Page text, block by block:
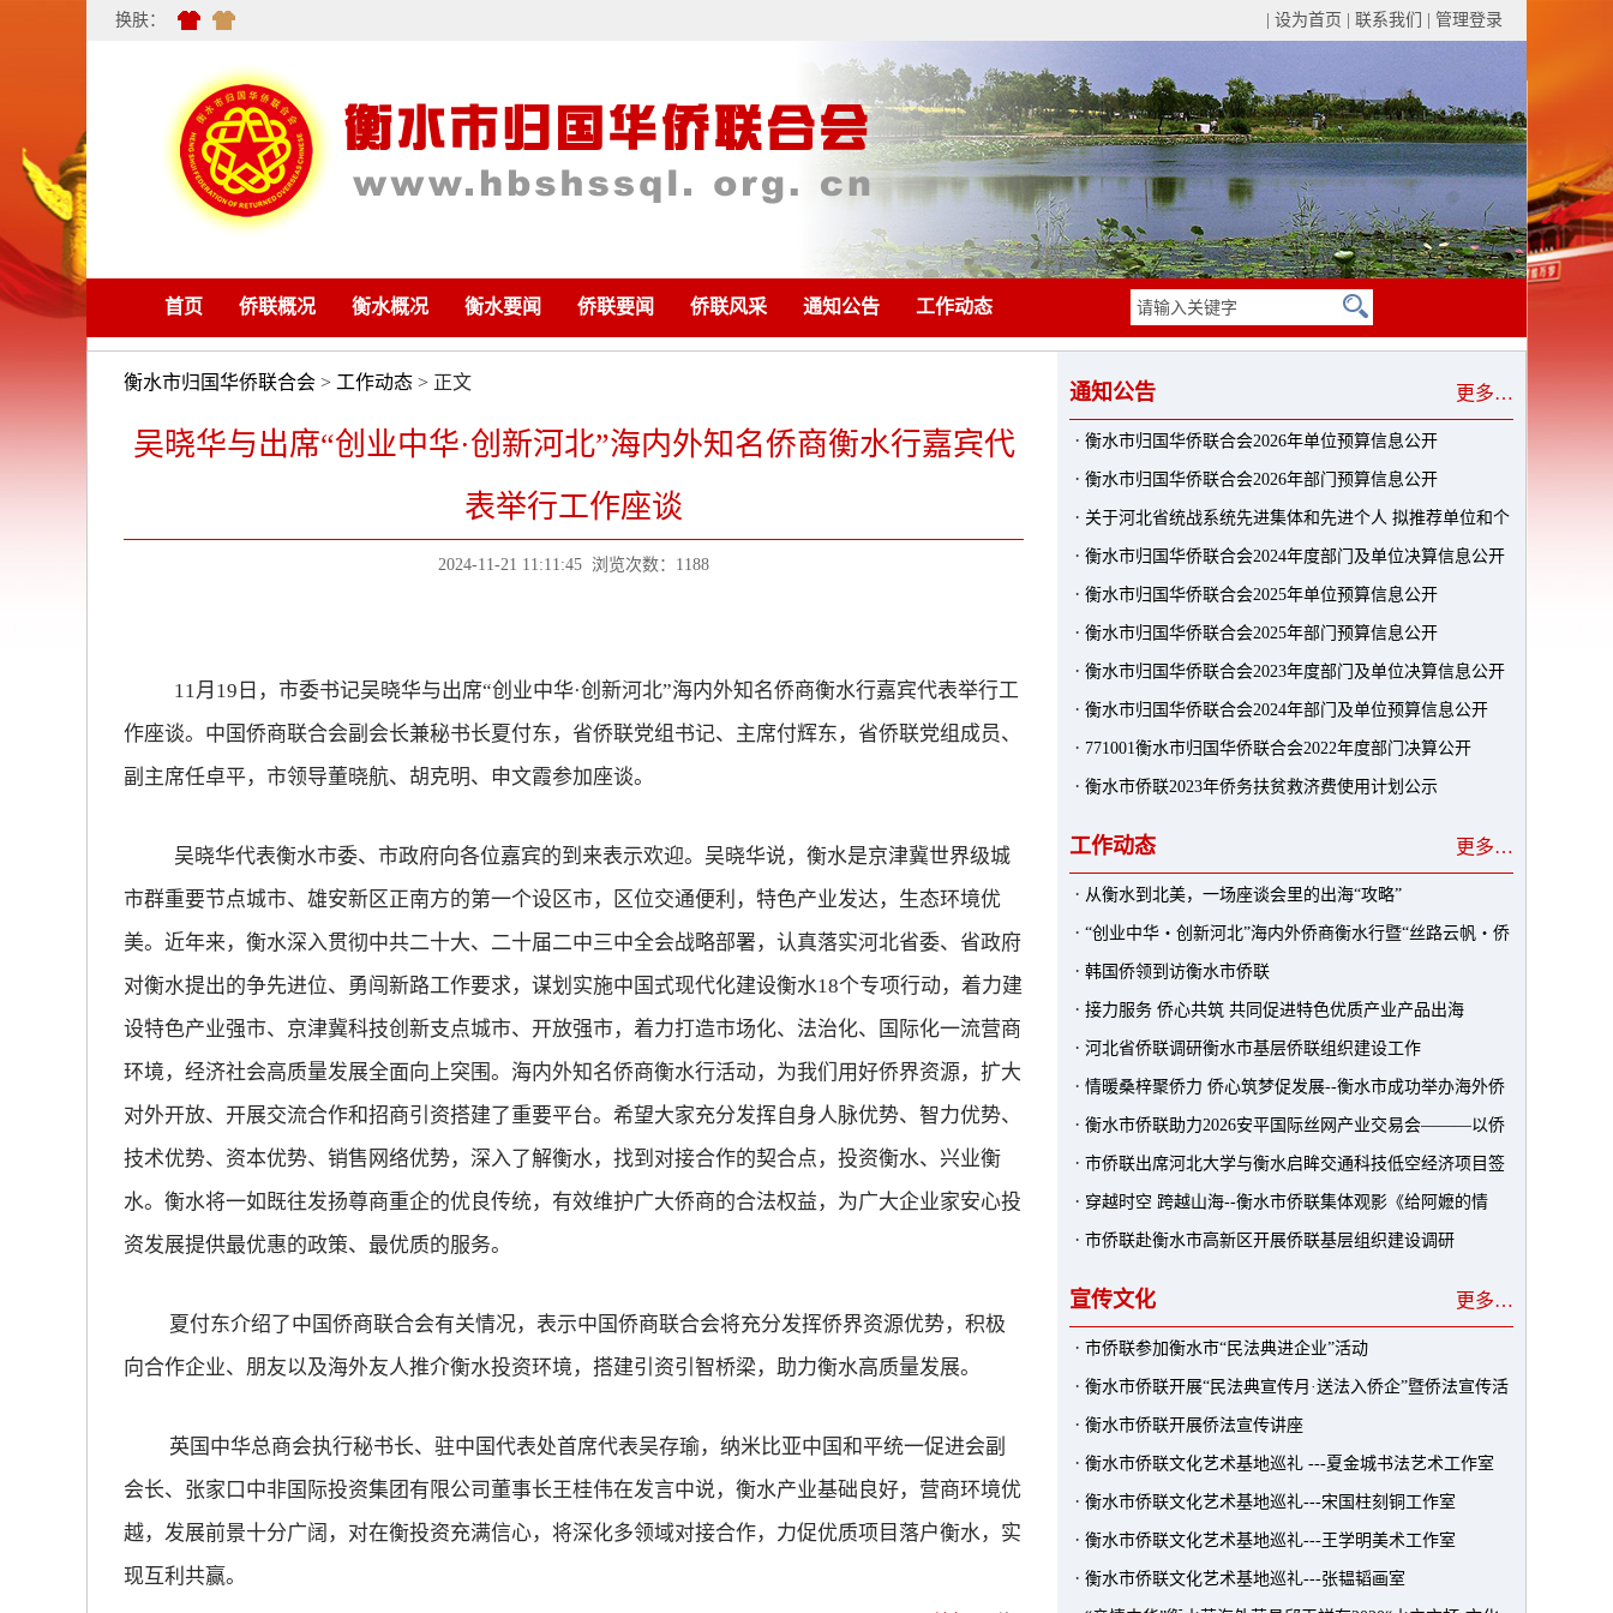
换肤： 设为首页 联系我们 管理登录
首页 侨联概况 衡水概况 衡水要闻 侨联要闻 侨联风采 通知公告 工作动态
衡水市归国华侨联合会 > 工作动态 > 正文
吴晓华与出席“创业中华·创新河北”海内外知名侨商衡水行嘉宾代
表举行工作座谈
2024-11-21 11:11:45 浏览次数：1188
11月19日，市委书记吴晓华与出席“创业中华·创新河北”海内外知名侨商衡水行嘉宾代表举行工
作座谈。中国侨商联合会副会长兼秘书长夏付东，省侨联党组书记、主席付辉东，省侨联党组成员、
副主席任卓平，市领导董晓航、胡克明、申文霞参加座谈。
吴晓华代表衡水市委、市政府向各位嘉宾的到来表示欢迎。吴晓华说，衡水是京津冀世界级城
市群重要节点城市、雄安新区正南方的第一个设区市，区位交通便利，特色产业发达，生态环境优
美。近年来，衡水深入贯彻中共二十大、二十届二中三中全会战略部署，认真落实河北省委、省政府
对衡水提出的争先进位、勇闯新路工作要求，谋划实施中国式现代化建设衡水18个专项行动，着力建
设特色产业强市、京津冀科技创新支点城市、开放强市，着力打造市场化、法治化、国际化一流营商
环境，经济社会高质量发展全面向上突围。海内外知名侨商衡水行活动，为我们用好侨界资源，扩大
对外开放、开展交流合作和招商引资搭建了重要平台。希望大家充分发挥自身人脉优势、智力优势、
技术优势、资本优势、销售网络优势，深入了解衡水，找到对接合作的契合点，投资衡水、兴业衡
水。衡水将一如既往发扬尊商重企的优良传统，有效维护广大侨商的合法权益，为广大企业家安心投
资发展提供最优惠的政策、最优质的服务。
夏付东介绍了中国侨商联合会有关情况，表示中国侨商联合会将充分发挥侨界资源优势，积极
向合作企业、朋友以及海外友人推介衡水投资环境，搭建引资引智桥梁，助力衡水高质量发展。
英国中华总商会执行秘书长、驻中国代表处首席代表吴存瑜，纳米比亚中国和平统一促进会副
会长、张家口中非国际投资集团有限公司董事长王桂伟在发言中说，衡水产业基础良好，营商环境优
越，发展前景十分广阔，对在衡投资充满信心，将深化多领域对接合作，力促优质项目落户衡水，实
现互利共赢。
更多…
通知公告
· 衡水市归国华侨联合会2026年单位预算信息公开
· 衡水市归国华侨联合会2026年部门预算信息公开
· 关于河北省统战系统先进集体和先进个人 拟推荐单位和个
人的公示
· 衡水市归国华侨联合会2024年度部门及单位决算信息公开
· 衡水市归国华侨联合会2025年单位预算信息公开
· 衡水市归国华侨联合会2025年部门预算信息公开
· 衡水市归国华侨联合会2023年度部门及单位决算信息公开
· 衡水市归国华侨联合会2024年部门及单位预算信息公开
· 771001衡水市归国华侨联合会2022年度部门决算公开
· 衡水市侨联2023年侨务扶贫救济费使用计划公示
更多…
工作动态
· 从衡水到北美，一场座谈会里的出海“攻略”
· “创业中华・创新河北”海内外侨商衡水行暨“丝路云帆・侨
助千企万品出海”系列活动成功举办
· 韩国侨领到访衡水市侨联
· 接力服务 侨心共筑 共同促进特色优质产业产品出海
· 河北省侨联调研衡水市基层侨联组织建设工作
· 情暖桑梓聚侨力 侨心筑梦促发展--衡水市成功举办海外侨
领故乡行暨经贸文旅推介会
· 衡水市侨联助力2026安平国际丝网产业交易会———以侨
为桥联通全球商机
· 市侨联出席河北大学与衡水启眸交通科技低空经济项目签
约研讨会
· 穿越时空 跨越山海--衡水市侨联集体观影《给阿嬷的情
书》
· 市侨联赴衡水市高新区开展侨联基层组织建设调研
更多…
宣传文化
· 市侨联参加衡水市“民法典进企业”活动
· 衡水市侨联开展“民法典宣传月·送法入侨企”暨侨法宣传活
动
· 衡水市侨联开展侨法宣传讲座
· 衡水市侨联文化艺术基地巡礼 ---夏金城书法艺术工作室
· 衡水市侨联文化艺术基地巡礼---宋国柱刻铜工作室
· 衡水市侨联文化艺术基地巡礼---王学明美术工作室
· 衡水市侨联文化艺术基地巡礼---张韫韬画室